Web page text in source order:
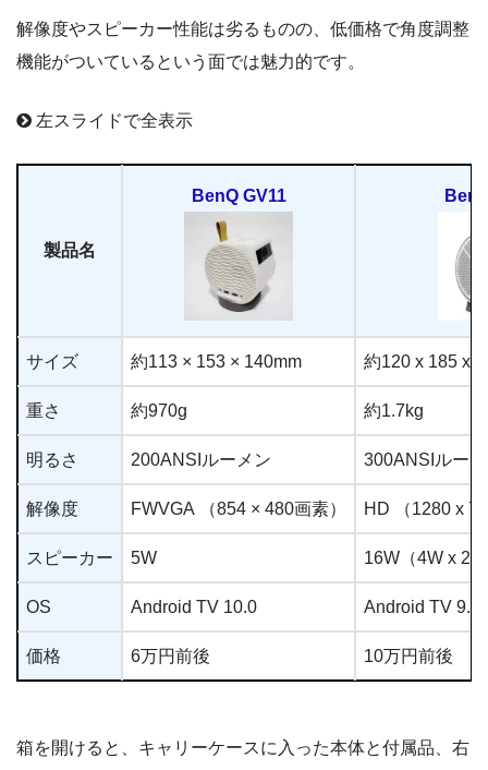
解像度やスピーカー性能は劣るものの、低価格で角度調整
機能がついているという面では魅力的です。
左スライドで全表示
製品名
BenQ GV11
サイズ 約113 × 153 × 140mm 約120 x 185 x
重さ 約970g 約1.7kg
明るさ 200ANSIルーメン 300ANSIルー
解像度 FWVGA （854 × 480画素） HD （1280 x
スピーカー 5W 16W（4W x 2
OS Android TV 10.0 Android TV 9.0
価格 6万円前後 10万円前後
箱を開けると、キャリーケースに入った本体と付属品、右